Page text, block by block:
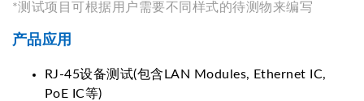
*测试项目可根据用户需要不同样式的待测物来编写
产品应用
RJ-45设备测试(包含LAN Modules, Ethernet IC,
PoE IC等)